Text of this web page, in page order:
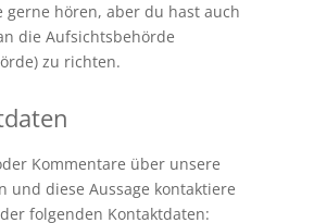
hören, aber du hast auch
die Aufsichtsbehörde
zu richten.
Kommentare über unsere
und diese Aussage kontaktiere
folgenden Kontaktdaten: